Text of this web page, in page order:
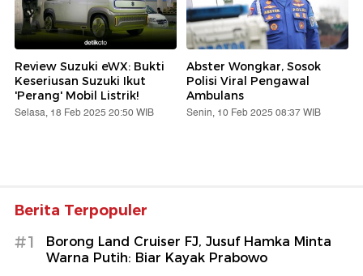
Review Suzuki eWX: Bukti
Keseriusan Suzuki Ikut
'Perang' Mobil Listrik!
Selasa, 18 Feb 2025 20:50 WIB
Abster Wongkar, Sosok
Polisi Viral Pengawal
Ambulans
Senin, 10 Feb 2025 08:37 WIB
Berita Terpopuler
#1
Borong Land Cruiser FJ, Jusuf Hamka Minta
Warna Putih: Biar Kayak Prabowo